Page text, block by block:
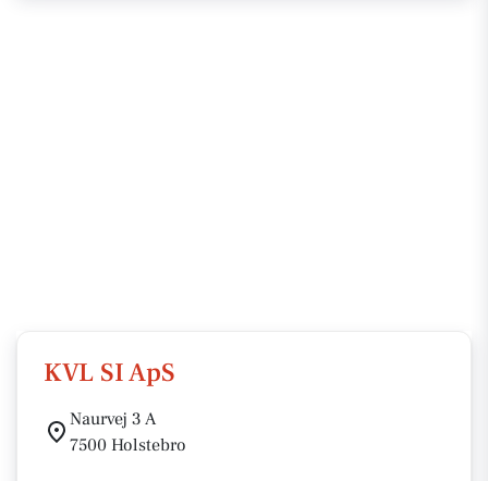
KVL SI ApS
Naurvej 3 A
7500 Holstebro